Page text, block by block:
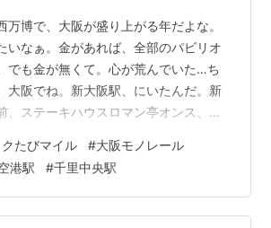
万博で、大阪が盛り上がる年だよな。
いなぁ。金があれば、全部のパビリオ
でも金が無くて。心が荒んでいた…ち
大阪でね。新大阪駅、にいたんだ。新
、ステーキハウスロマン亭オンス、と
る予定は、なかったんだよなぁ。不運
目になった。時間は遡り。18時10分。
ふざけんじゃねーぞ、おい！こんな時
50分前だぞ！？「予約変更・払い戻し
クたびマイル #大阪モノレール
港駅 #千里中央駅